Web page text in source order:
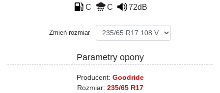
C C 72dB
Zmień rozmiar
Parametry opony
Producent: Goodride
Rozmiar: 235/65 R17